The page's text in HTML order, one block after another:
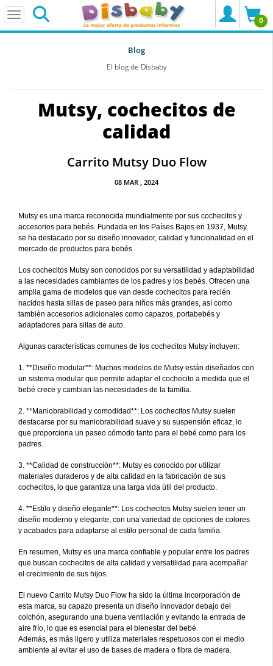
0
Blog
El blog de Disbaby
Mutsy, cochecitos de
calidad
Carrito Mutsy Duo Flow
08 MAR , 2024
Mutsy es una marca reconocida mundialmente por sus cochecitos y
accesorios para bebés. Fundada en los Países Bajos en 1937, Mutsy
se ha destacado por su diseño innovador, calidad y funcionalidad en el
mercado de productos para bebés.
Los cochecitos Mutsy son conocidos por su versatilidad y adaptabilidad
a las necesidades cambiantes de los padres y los bebés. Ofrecen una
amplia gama de modelos que van desde cochecitos para recién
nacidos hasta sillas de paseo para niños más grandes, así como
también accesorios adicionales como capazos, portabebés y
adaptadores para sillas de auto.
Algunas características comunes de los cochecitos Mutsy incluyen:
1. **Diseño modular**: Muchos modelos de Mutsy están diseñados con
un sistema modular que permite adaptar el cochecito a medida que el
bebé crece y cambian las necesidades de la familia.
2. **Maniobrabilidad y comodidad**: Los cochecitos Mutsy suelen
destacarse por su maniobrabilidad suave y su suspensión eficaz, lo
que proporciona un paseo cómodo tanto para el bebé como para los
padres.
3. **Calidad de construcción**: Mutsy es conocido por utilizar
materiales duraderos y de alta calidad en la fabricación de sus
cochecitos, lo que garantiza una larga vida útil del producto.
4. **Estilo y diseño elegante**: Los cochecitos Mutsy suelen tener un
diseño moderno y elegante, con una variedad de opciones de colores
y acabados para adaptarse al estilo personal de cada familia.
En resumen, Mutsy es una marca confiable y popular entre los padres
que buscan cochecitos de alta calidad y versatilidad para acompañar
el crecimiento de sus hijos.
El nuevo Carrito Mutsy Duo Flow ha sido la última incorporación de
esta marca, su capazo presenta un diseño innovador debajo del
colchón, asegurando una buena ventilación y evitando la entrada de
aire frío, lo que es esencial para el bienestar del bebé.
Además, es más ligero y utiliza materiales respetuosos con el medio
ambiente al evitar el uso de bases de madera o fibra de madera.